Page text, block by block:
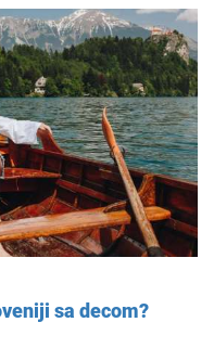
sa decom?